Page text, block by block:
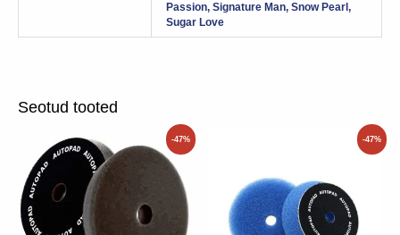
Passion, Signature Man, Snow Pearl,
Sugar Love
Seotud tooted
-47%
hind
oli:
9.90€.
Praegune
hind
-47%
6.90€.
Praegune
3.66€.